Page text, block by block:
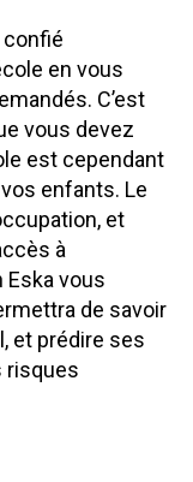
confié
en vous
C’est
vous devez
est cependant
enfants. Le
et
à
Eska vous
de savoir
et prédire ses
risques